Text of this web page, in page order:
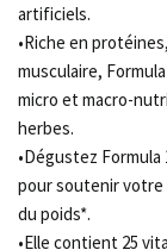
artificiels.
•Riche en
musculaire,
micro et macro-
herbes.
•Dégustez
pour soutenir
du poids*.
•Elle contient 25